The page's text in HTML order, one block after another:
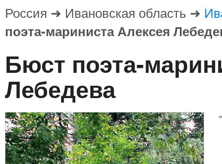
Россия ➜ Ивановская область ➜
поэта-мариниста Алексея
Бюст поэта-
Лебедева